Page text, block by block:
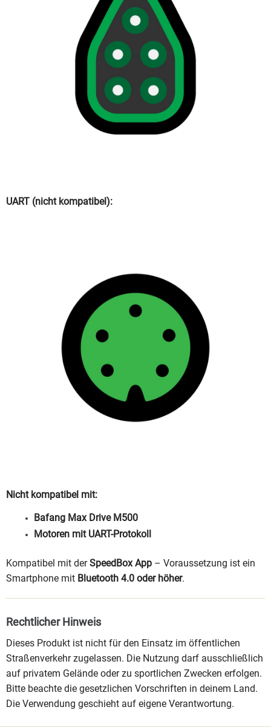
UART (nicht kompatibel):
Nicht kompatibel mit:
Bafang Max Drive M500
Motoren mit UART-Protokoll
Kompatibel mit derSpeedBox App – Voraussetzung ist ein
Smartphone mit Bluetooth 4.0 oder höher.
Rechtlicher Hinweis
Dieses Produkt ist nicht für den Einsatz im öffentlichen
Straßenverkehr zugelassen. Die Nutzung darf ausschließlich
auf privatem Gelände oder zu sportlichen Zwecken erfolgen.
Bitte beachte die gesetzlichen Vorschriften in deinem Land.
Die Verwendung geschieht auf eigene Verantwortung.